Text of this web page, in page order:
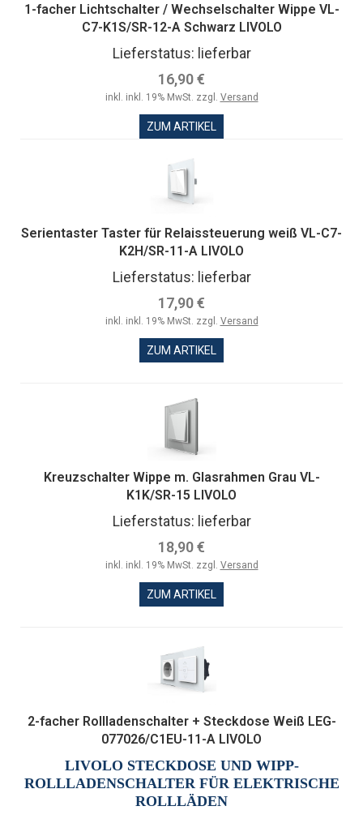
1-facher Lichtschalter / Wechselschalter Wippe VL-
C7-K1S/SR-12-A Schwarz LIVOLO
Lieferstatus: lieferbar
16,90 €
inkl. inkl. 19% MwSt. zzgl. Versand
ZUM ARTIKEL
Serientaster Taster für Relaissteuerung weiß VL-C7-
K2H/SR-11-A LIVOLO
Lieferstatus: lieferbar
17,90 €
inkl. inkl. 19% MwSt. zzgl. Versand
ZUM ARTIKEL
Kreuzschalter Wippe m. Glasrahmen Grau VL-
K1K/SR-15 LIVOLO
Lieferstatus: lieferbar
18,90 €
inkl. inkl. 19% MwSt. zzgl. Versand
ZUM ARTIKEL
2-facher Rollladenschalter + Steckdose Weiß LEG-
077026/C1EU-11-A LIVOLO
LIVOLO STECKDOSE UND WIPP-
ROLLLADENSCHALTER FÜR ELEKTRISCHE
ROLLLÄDEN